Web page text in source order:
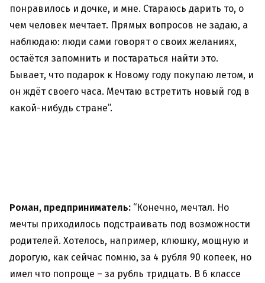
понравилось и дочке, и мне. Стараюсь дарить то, о
чем человек мечтает. Прямых вопросов не задаю, а
наблюдаю: люди сами говорят о своих желаниях,
остаётся запомнить и постараться найти это.
Бывает, что подарок к Новому году покупаю летом, и
он ждёт своего часа. Мечтаю встретить новый год в
какой-нибудь стране”.
Роман, предприниматель: “Конечно, мечтал. Но
мечты приходилось подстраивать под возможности
родителей. Хотелось, например, клюшку, мощную и
дорогую, как сейчас помню, за 4 рубля 90 копеек, но
имел что попроще – за рубль тридцать. В 6 классе